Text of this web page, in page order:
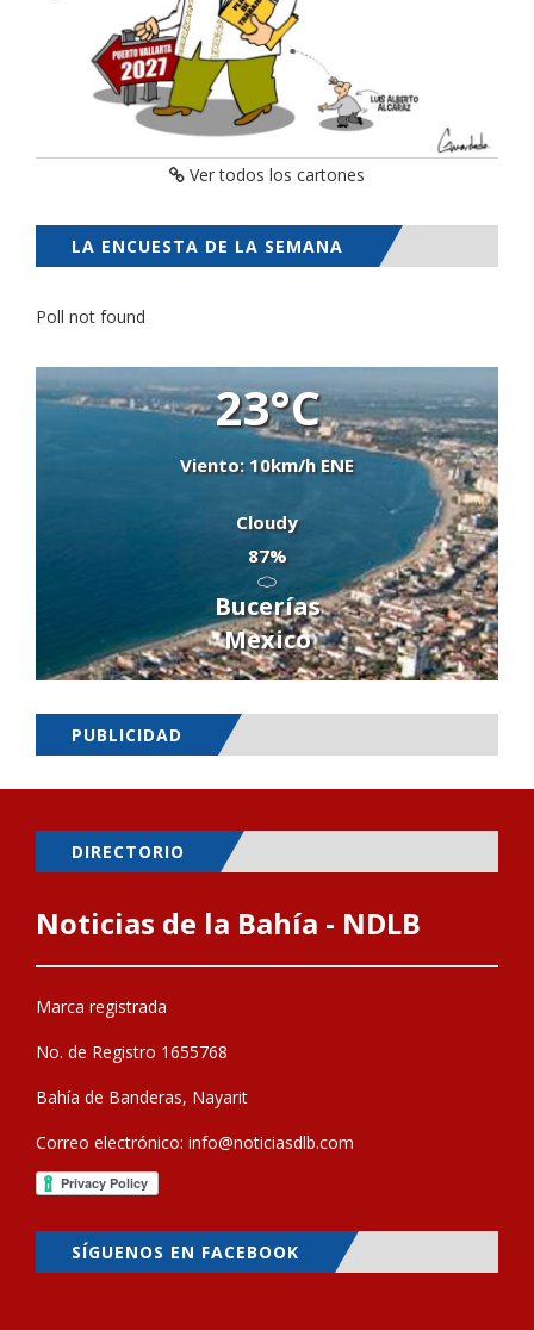
Ver todos los cartones
LA ENCUESTA DE LA SEMANA
Poll not found
23°C
Viento: 10km/h ENE
Cloudy
87%
Bucerías
Mexico
PUBLICIDAD
DIRECTORIO
Noticias de la Bahía - NDLB
Marca registrada
No. de Registro 1655768
Bahía de Banderas, Nayarit
Correo electrónico: info@noticiasdlb.com
SÍGUENOS EN FACEBOOK